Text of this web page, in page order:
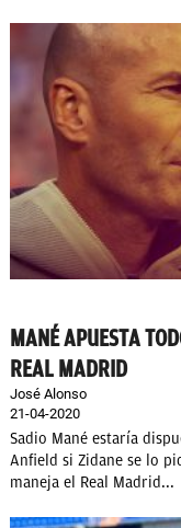
MANÉ APUESTA
REAL MADRID
José Alonso
21-04-2020
Sadio Mané estaría
Anfield si Zidane se lo
maneja el Real Madrid...